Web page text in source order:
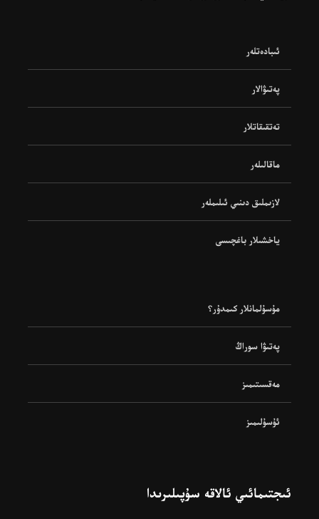
ئىبادەتلەر
پەتىۋالار
تەتقىقاتلار
ماقالىلەر
لازىملىق دىنىي ئىلىملەر
ياخشىلار باغچىسى
مۇسۇلمانلار كىمدۇر؟
پەتىۋا سوراڭ
مەقسىتىمىز
ئۇسۇلىمىز
ئىجتىمائىي ئالاقە سۇپىلىرىدا